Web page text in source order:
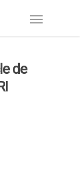
de